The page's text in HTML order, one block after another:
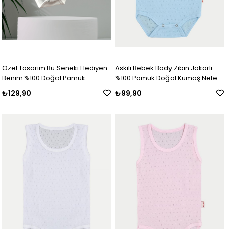
Özel Tasarım Bu Seneki Hediyen
Benim %100 Doğal Pamuk
Organik Baskılı Çıtçıtlı Uzun Kollu
Body Zıbın Bebek Badi
₺129,90
Askılı Bebek Body Zıbın Jakarlı
%100 Pamuk Doğal Kumaş Nefes
₺99,90